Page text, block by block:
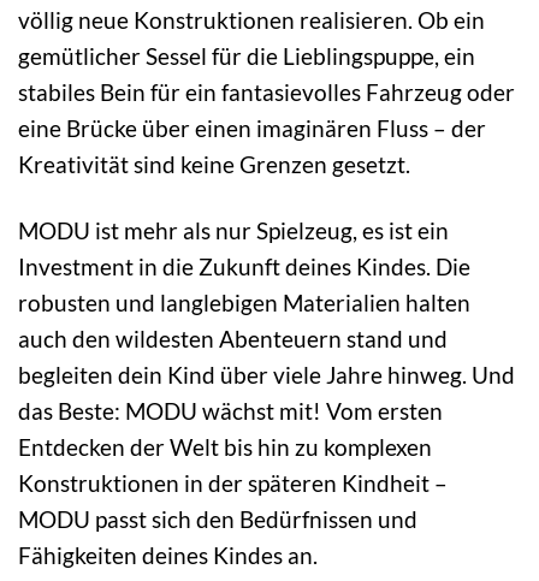
völlig neue Konstruktionen realisieren. Ob ein
gemütlicher Sessel für die Lieblingspuppe, ein
stabiles Bein für ein fantasievolles Fahrzeug oder
eine Brücke über einen imaginären Fluss – der
Kreativität sind keine Grenzen gesetzt.
MODU ist mehr als nur Spielzeug, es ist ein
Investment in die Zukunft deines Kindes. Die
robusten und langlebigen Materialien halten
auch den wildesten Abenteuern stand und
begleiten dein Kind über viele Jahre hinweg. Und
das Beste: MODU wächst mit! Vom ersten
Entdecken der Welt bis hin zu komplexen
Konstruktionen in der späteren Kindheit –
MODU passt sich den Bedürfnissen und
Fähigkeiten deines Kindes an.